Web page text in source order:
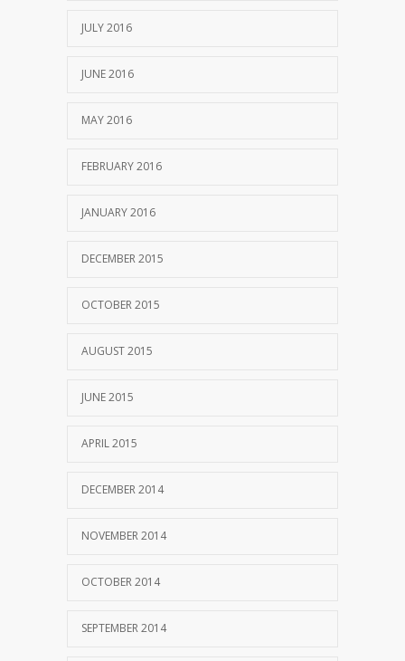
JULY 2016
JUNE 2016
MAY 2016
FEBRUARY 2016
JANUARY 2016
DECEMBER 2015
OCTOBER 2015
AUGUST 2015
JUNE 2015
APRIL 2015
DECEMBER 2014
NOVEMBER 2014
OCTOBER 2014
SEPTEMBER 2014